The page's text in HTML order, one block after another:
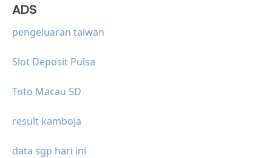
ADS
pengeluaran taiwan
Slot Deposit Pulsa
Toto Macau 5D
result kamboja
data sgp hari ini